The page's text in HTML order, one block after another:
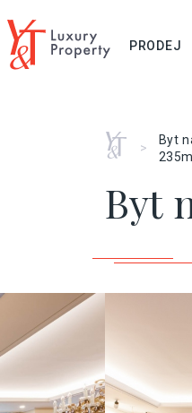
PRODEJ
Home
>
Byt
235m
Byt